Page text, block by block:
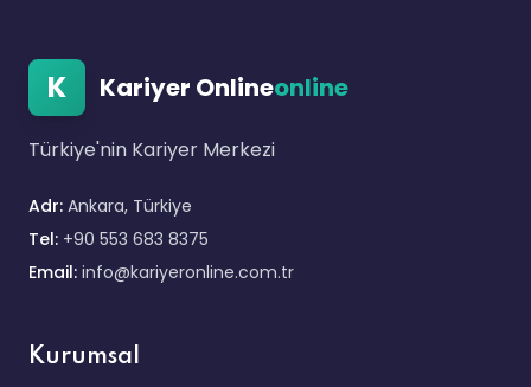
K Kariyer Onlineonline
Türkiye'nin Kariyer Merkezi
Adr: Ankara, Türkiye
Tel: +90 553 683 8375
Email: info@kariyeronline.com.tr
Kurumsal